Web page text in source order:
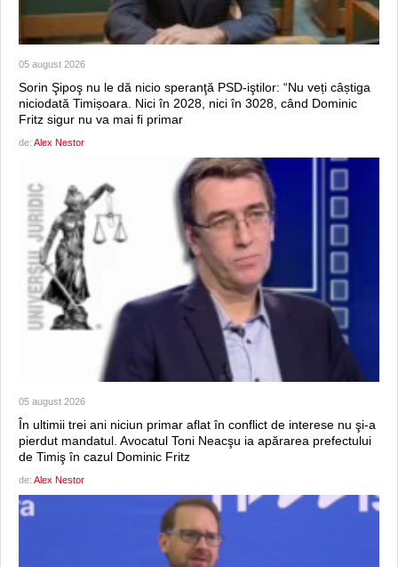
05 august 2026
Sorin Şipoş nu le dă nicio speranţă PSD-iştilor: “Nu veți câștiga
niciodată Timișoara. Nici în 2028, nici în 3028, când Dominic
Fritz sigur nu va mai fi primar
de: Alex Nestor
05 august 2026
În ultimii trei ani niciun primar aflat în conflict de interese nu şi-a
pierdut mandatul. Avocatul Toni Neacşu ia apărarea prefectului
de Timiş în cazul Dominic Fritz
de: Alex Nestor